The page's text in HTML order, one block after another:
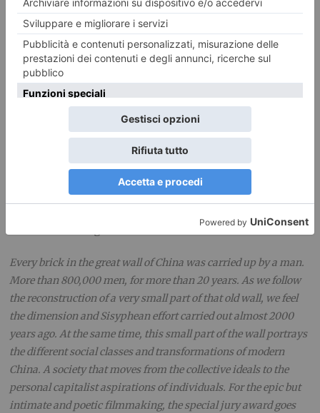
minima porzione di quell’antica muraglia, riusciamo a
provare la dimensione dello sforzo di Sisifo affrontato quasi
2000 anni fa. Allo stesso momento, questa piccola parte della
Muraglia rappresenta le diverse classi sociali e le
trasformazioni della Cina moderna. Una società che abbandona
gli ideali della collettività per concentrarsi sulle aspirazioni
capitalistiche e personali degli individui. Per l’epica ma intima
e poetica rappresentazione cinematografica, il Premio speciale
della Giuria viene attribuito aAnother Brick on the Wall
Every brick in the great wall of China was carried up by a man.
More than 800,000 men, for more than 20 years. As we follow
the reconstruction of a very small part of that old wall, we feel
the dimension and Sisyphean effort carried out almost 2000
years ago. At the same time, this small part of the wall portrays
the different social classes and transformations of modern
China. A society that moves from the collective ideals to the
personal capitalist aspirations of individuals. For the epic but
intimate and poetic filmmaking, the special jury award goes